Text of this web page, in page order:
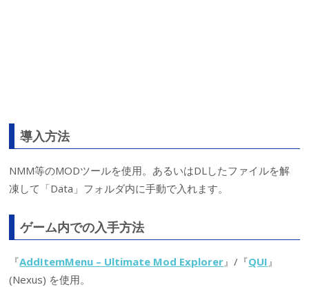
導入方法
NMM等のMODツールを使用。あるいはDLしたファイルを解
凍して「Data」フォルダ内に手動で入れます。
ゲーム内での入手方法
『AddItemMenu – Ultimate Mod Explorer 』/『QUI 』
(Nexus) を使用。